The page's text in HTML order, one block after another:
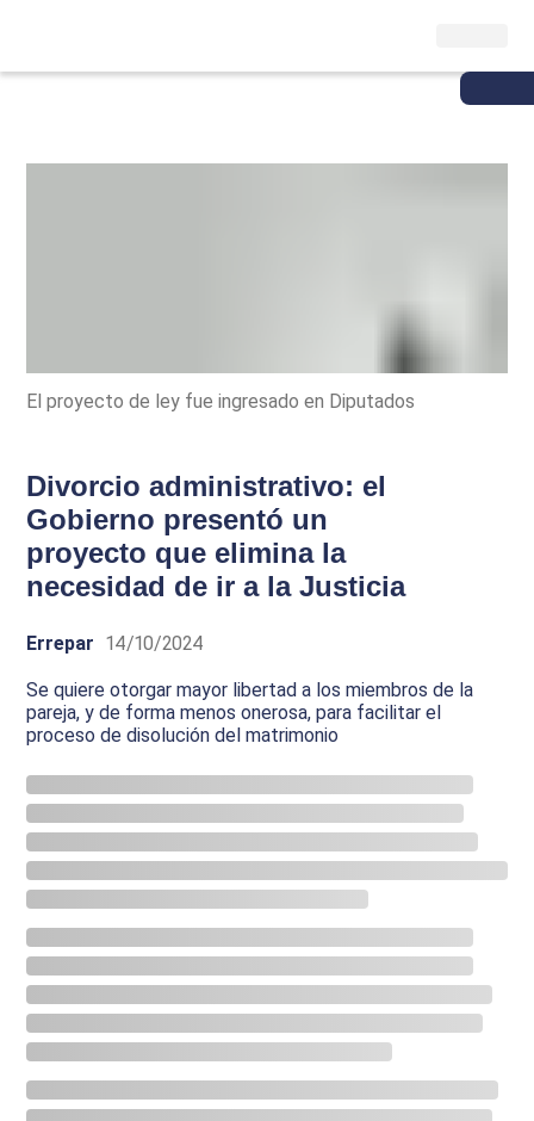
El proyecto de ley fue ingresado en Diputados
Divorcio administrativo: el
Gobierno presentó un
proyecto que elimina la
necesidad de ir a la Justicia
Errepar 14/10/2024
Se quiere otorgar mayor libertad a los miembros de la
pareja, y de forma menos onerosa, para facilitar el
proceso de disolución del matrimonio